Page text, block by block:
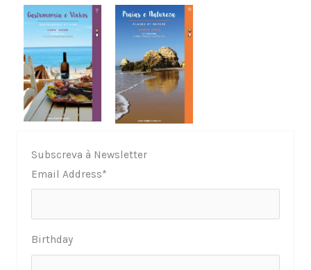
Subscreva à Newsletter
Email Address*
Birthday